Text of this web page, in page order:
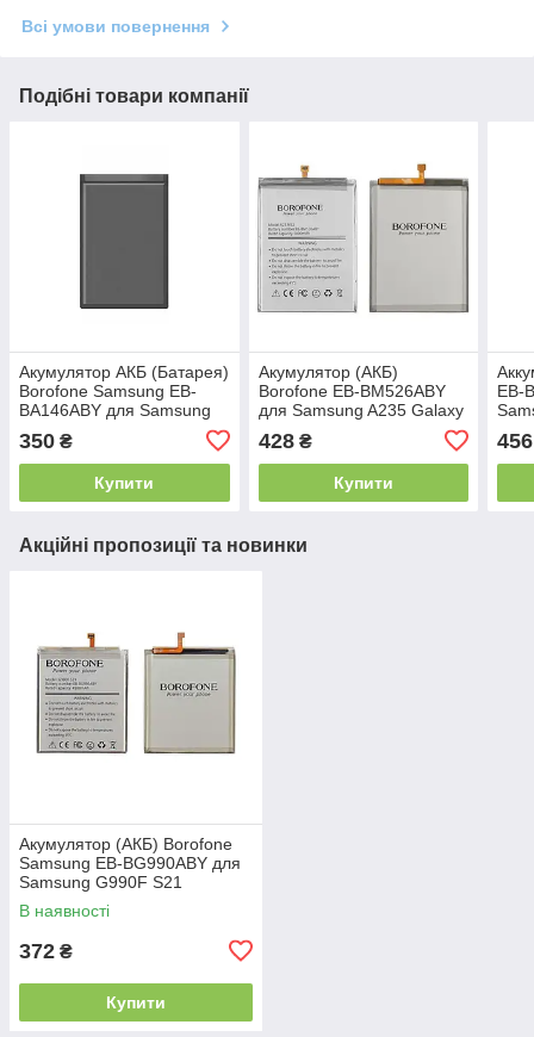
Всі умови повернення
Подібні товари компанії
Акумулятор АКБ (Батарея)
Borofone Samsung EB-
BA146ABY для Samsung
350 ₴
Купити
Акумулятор (АКБ)
Borofone EB-BM526ABY
для Samsung A235 Galaxy
A23 | M526 Galaxy M52 5G
| A73 5G | M23 | M53 5G |
M54 (5000mAh)
428₴
Купити
EB-
(5G)
456
Акційні пропозиції та новинки
Акумулятор (АКБ) Borofone
Samsung EB-BG990ABY для
Samsung G990F S21
(4500mAh)
В наявності
372 ₴
Купити